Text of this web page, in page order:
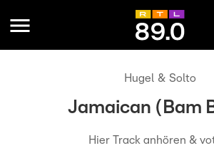
Hugel & Solto
Jamaican (Bam
Hier Track anhören &